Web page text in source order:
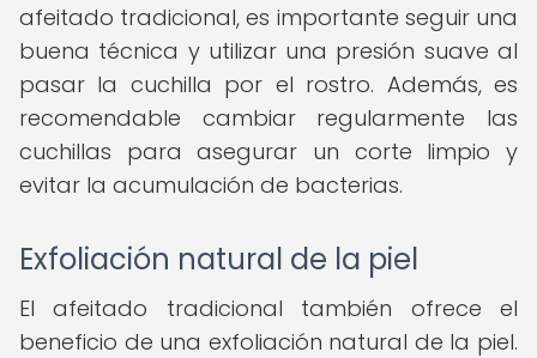
afeitado tradicional, es importante seguir una
buena técnica y utilizar una presión suave al
pasar la cuchilla por el rostro. Además, es
recomendable cambiar regularmente las
cuchillas para asegurar un corte limpio y
evitar la acumulación de bacterias.
Exfoliación natural de la piel
El afeitado tradicional también ofrece el
beneficio de una exfoliación natural de la piel.